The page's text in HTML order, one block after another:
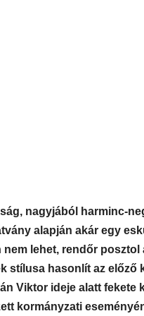
nagyjából harminc-
alapján akár egy
nem lehet, rendőr
stílusa hasonlít az előző
Viktor ideje alatt fekete
kormányzati